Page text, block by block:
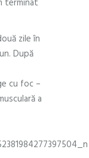
terminat
zile în
După
cu foc –
a